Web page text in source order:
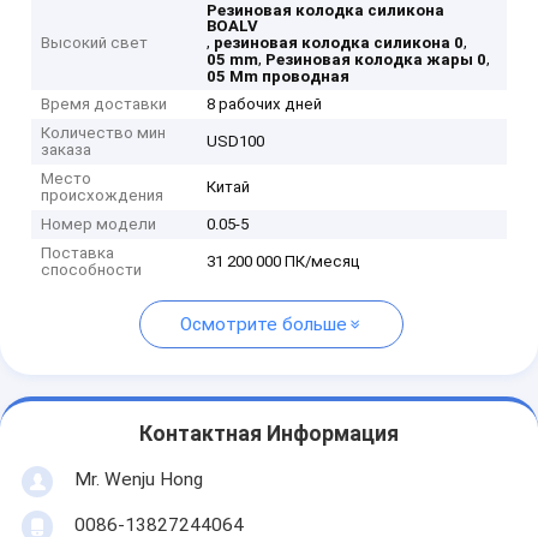
Высокий свет
Резиновая колодка силикона
BOALV
, резиновая колодка силикона 0,
05 mm, Резиновая колодка жары 0,
05 Mm проводная
Время доставки
8 рабочих дней
Количество мин
заказа
USD100
Место
происхождения
Китай
Номер модели
0.05-5
Поставка
способности
31 200 000 ПК/месяц
Осмотрите больше
Контактная Информация
Mr. Wenju Hong
0086-13827244064